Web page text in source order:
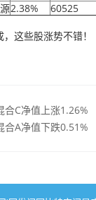
2.38% 60525
这些股涨势不错！
合C净值上涨1.26%
合A净值下跌0.51%